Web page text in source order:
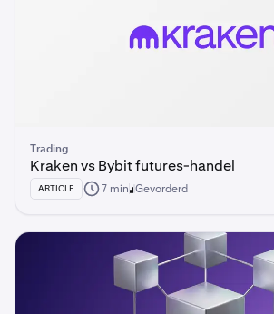
Trading
Kraken vs Bybit futures-handel
ARTICLE 7 min Gevorderd